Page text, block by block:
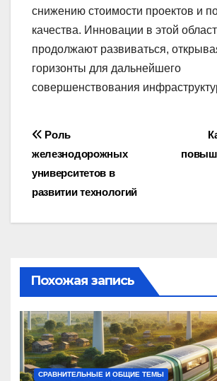
снижению стоимости проектов и
качества. Инновации в этой
продолжают развиваться,
горизонты для дальнейшего
совершенствования
Навигация
по
записям
Роль
железнодорожных
университетов в
развитии технологий
Похожая запись
СРАВНИТЕЛЬНЫЕ И ОБЩИЕ ТЕМЫ